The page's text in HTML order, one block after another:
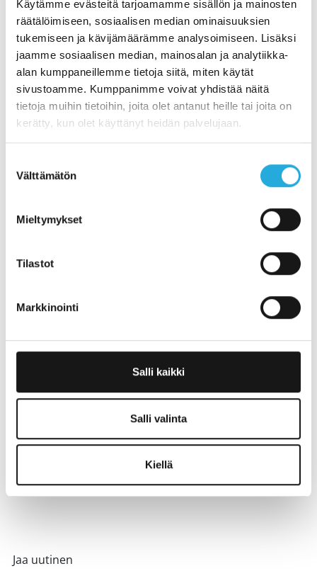
Käytämme evästeitä tarjoamamme sisällön ja mainosten
räätälöimiseen, sosiaalisen median ominaisuuksien
tukemiseen ja kävijämäärämme analysoimiseen. Lisäksi
jaamme sosiaalisen median, mainosalan ja analytiikka-
alan kumppaneillemme tietoja siitä, miten käytät
sivustoamme. Kumppanimme voivat yhdistää näitä
tietoja muihin tietoihin, joita olet antanut heille tai joita on
kerätty, kun olet käyttänyt heidän palvelujaan.
valinta
Välttämätön
Mieltymykset
Tilastot
Markkinointi
Salli kaikki
Salli valinta
Kiellä
Oletko sinä seuraava salainen muuttujamme –
tarkastusalan kokenut asiantuntija tai uusi tekijä, joka
on valmis kartuttamaan taitojaan osaavassa
porukassamme?
Lue lisää ja anna meidän kuulla sinusta »
Talous- ja henkilöstöpäällikkö
suvi.vaananen@replico.fi
Tilaa tarkastusalan ajankohtaiset kuulumiset
suoraan sähköpostiisi uutiskirjeen muodossa!
Jaa uutinen